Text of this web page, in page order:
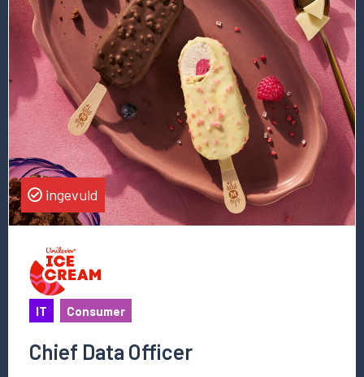
over
deze
vacature
Chief
Data
Officer
ingevuld
IT Consumer
Chief Data Officer